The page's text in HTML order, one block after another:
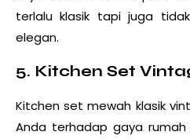
terlalu klasik tapi juga
elegan.
5. Kitchen Set
Kitchen set mewah klasik
Anda terhadap gaya